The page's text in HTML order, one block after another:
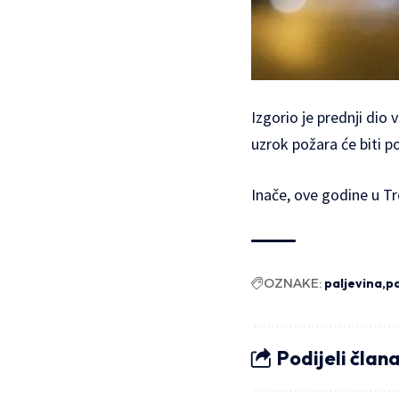
Izgorio je prednji dio
uzrok požara će biti
Inače, ove godine u
OZNAKE: paljevina
Podijeli